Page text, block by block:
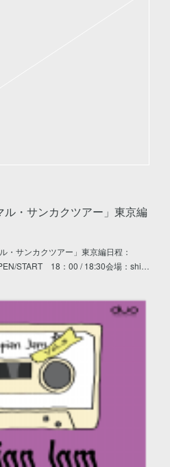
・サンカクツアー」東京編
・サンカクツアー」東京編日程：
START 18：00 / 18:30会場：shi…